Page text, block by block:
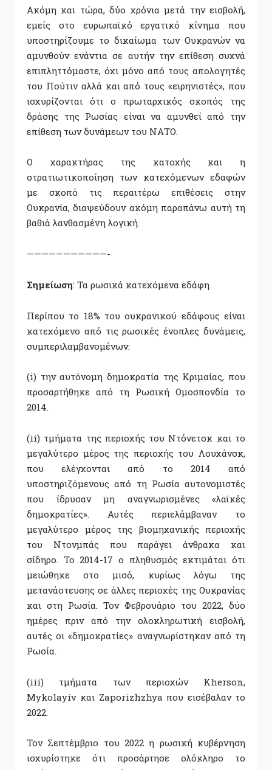
Ακόμη και τώρα, δύο χρόνια μετά την εισβολή,
εμείς στο ευρωπαϊκό εργατικό κίνημα που
υποστηρίζουμε το δικαίωμα των Ουκρανών να
αμυνθούν ενάντια σε αυτήν την επίθεση συχνά
επιπληττόμαστε, όχι μόνο από τους απολογητές
του Πούτιν αλλά και από τους «ειρηνιστές», που
ισχυρίζονται ότι ο πρωταρχικός σκοπός της
δράσης της Ρωσίας είναι να αμυνθεί από την
επίθεση των δυνάμεων του ΝΑΤΟ.
Ο χαρακτήρας της κατοχής και η
στρατιωτικοποίηση των κατεχόμενων εδαφών
με σκοπό τις περαιτέρω επιθέσεις στην
Ουκρανία, διαψεύδουν ακόμη παραπάνω αυτή τη
βαθιά λανθασμένη λογική.
———————————-
Σημείωση: Τα ρωσικά κατεχόμενα εδάφη
Περίπου το 18% του ουκρανικού εδάφους είναι
κατεχόμενο από τις ρωσικές ένοπλες δυνάμεις,
συμπεριλαμβανομένων:
(i) την αυτόνομη δημοκρατία της Κριμαίας, που
προσαρτήθηκε από τη Ρωσική Ομοσπονδία το
2014.
(ii) τμήματα της περιοχής του Ντόνετσκ και το
μεγαλύτερο μέρος της περιοχής του Λουχάνσκ,
που ελέγχονται από το 2014 από
υποστηριζόμενους από τη Ρωσία αυτονομιστές
που ίδρυσαν μη αναγνωρισμένες «λαϊκές
δημοκρατίες». Αυτές περιελάμβαναν το
μεγαλύτερο μέρος της βιομηχανικής περιοχής
του Ντονμπάς που παράγει άνθρακα και
σίδηρο. Το 2014-17 ο πληθυσμός εκτιμάται ότι
μειώθηκε στο μισό, κυρίως λόγω της
μετανάστευσης σε άλλες περιοχές της Ουκρανίας
και στη Ρωσία. Τον Φεβρουάριο του 2022, δύο
ημέρες πριν από την ολοκληρωτική εισβολή,
αυτές οι «δημοκρατίες» αναγνωρίστηκαν από τη
Ρωσία.
(iii) τμήματα των περιοχών Kherson,
Mykolayiv και Zaporizhzhya που εισέβαλαν το
2022.
Τον Σεπτέμβριο του 2022 η ρωσική κυβέρνηση
ισχυρίστηκε ότι προσάρτησε ολόκληρο το